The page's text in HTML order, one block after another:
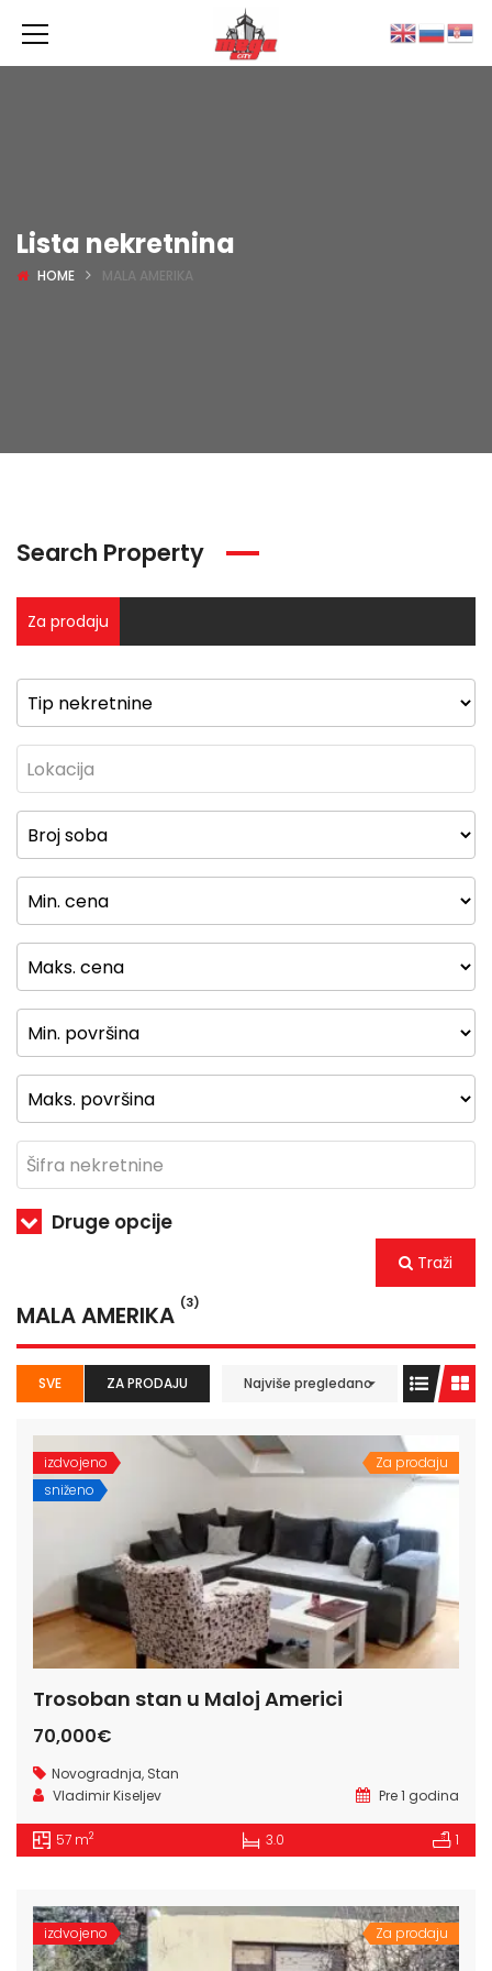
Lista nekretnina
HOME MALA AMERIKA
Search Property
Za prodaju
Druge opcije
Traži
MALA AMERIKA (3)
SVE ZA PRODAJU Najviše pregledano
izdvojeno
sniženo
Za prodaju
Trosoban stan u Maloj Americi
70,000€
Novogradnja, Stan
Vladimir Kiseljev
Pre 1 godina
57 m2 3.0 1
izdvojeno Za prodaju